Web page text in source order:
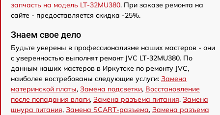
запчасть на модель LT-32MU380. При заказе ремонта на
сайте - предоставляется скидка -25%.
Знаем свое дело
Будьте уверены в профессионализме наших мастеров - они
с уверенностью выполнят ремонт JVC LT-32MU380. По
данным наших мастеров в Иркутске по ремонту JVC,
наиболее востребованы следующие услуги: Замена
материнской платы, Замена подсветки, Восстановление
после попадания влаги, Замена разъема питания, Замена
шнура питания, Замена SCART-разъема, Замена разъема